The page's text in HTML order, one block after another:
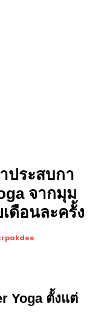
ประสบกา
จากมุม
ดือนละครั้ง
Yoga ตั้งแต่